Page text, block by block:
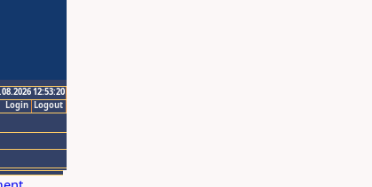
12:53:20
Logout
Login